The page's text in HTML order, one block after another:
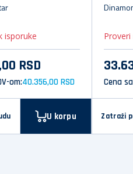
isporuke
RSD
om:40.356,00 RSD
U korpu
Cena
Zatraži